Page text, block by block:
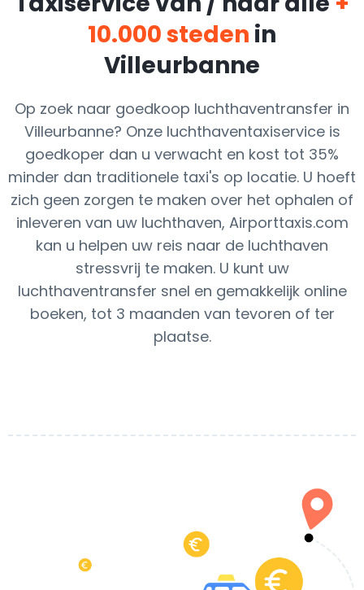
10.000 steden in
Villeurbanne
Op zoek naar goedkoop luchthaventransfer in
Villeurbanne? Onze luchthaventaxiservice is
goedkoper dan u verwacht en kost tot 35%
minder dan traditionele taxi's op locatie. U hoeft
zich geen zorgen te maken over het ophalen of
inleveren van uw luchthaven, Airporttaxis.com
kan u helpen uw reis naar de luchthaven
stressvrij te maken. U kunt uw
luchthaventransfer snel en gemakkelijk online
boeken, tot 3 maanden van tevoren of ter
plaatse.